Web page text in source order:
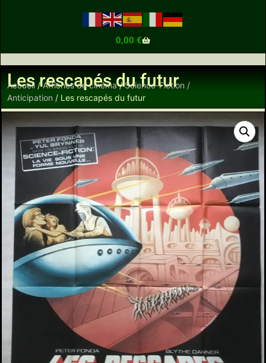
0,00 €
Les rescapés du futur
Accueil /Affiches de cinéma/Science-Fiction /
Anticipation / Les rescapés du futur